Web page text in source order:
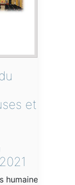
et